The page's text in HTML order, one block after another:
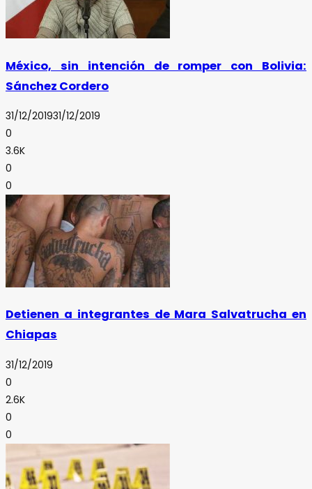
México, sin intención de romper con Bolivia:
Sánchez Cordero
31/12/201931/12/2019
0
3.6K
0
0
Detienen a integrantes de Mara Salvatrucha en
Chiapas
31/12/2019
0
2.6K
0
0